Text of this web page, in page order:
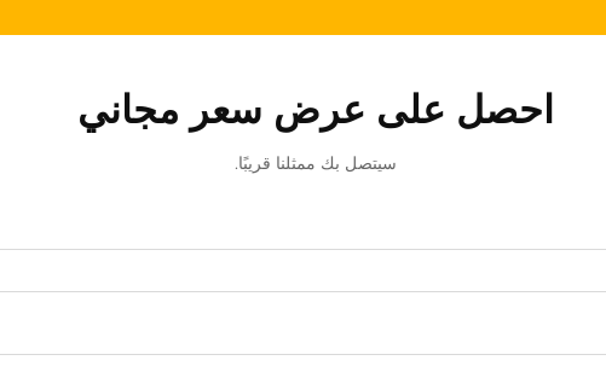
احصل على عرض سعر مجاني
سيتصل بك ممثلنا قريبًا.